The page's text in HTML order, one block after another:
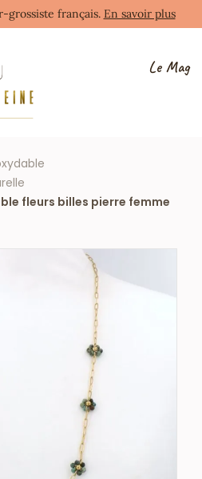
grossiste français. En savoir plus
Le Mag
fleurs billes pierre femme